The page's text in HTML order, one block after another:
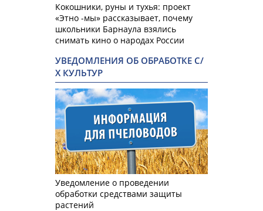
Кокошники, руны и тухья: проект
«Этно -мы» рассказывает, почему
школьники Барнаула взялись
снимать кино о народах России
УВЕДОМЛЕНИЯ ОБ ОБРАБОТКЕ С/
Х КУЛЬТУР
Уведомление о проведении
обработки средствами защиты
растений